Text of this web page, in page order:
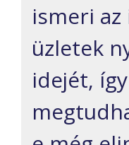
ismeri
üzletek
idejét,